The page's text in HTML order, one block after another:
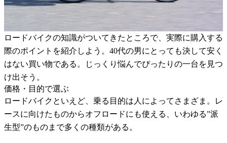
ロードバイクの知識がついてきたところで、実際に購入する
際のポイントを紹介しよう。40代の男にとっても決して安く
はない買い物である。じっくり悩んでぴったりの一台を見つ
け出そう。
価格・目的で選ぶ
ロードバイクといえど、乗る目的は人によってさまざま。レ
ースに向けたものからオフロードにも使える、いわゆる”派
生型”のものまで多くの種類がある。